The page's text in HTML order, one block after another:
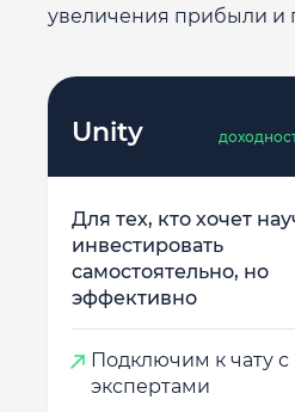
увеличения прибыли и
Unity
Для тех, кто хочет
инвестировать
самостоятельно, но
эффективно
Подключим к чату с
экспертами